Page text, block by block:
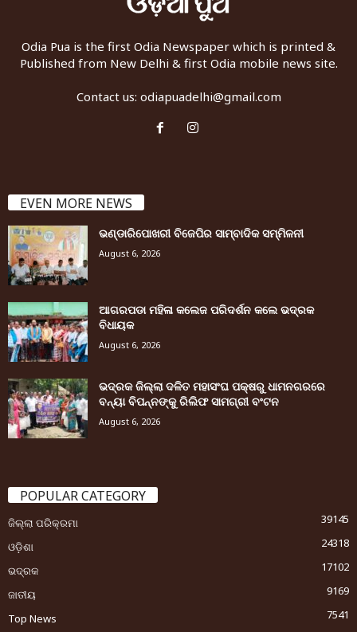
Odia Pua is the first Odia Newspaper which is printed &
Published from New Delhi & first Odia mobile news site.
Contact us: odiapuadelhi@gmail.com
EVEN MORE NEWS
ଭଣ୍ଡାରିପୋଖରୀ ବିଜେପିର ସାମ୍ବାଦିକ ସମ୍ମିଳନୀ
August 6, 2026
ଆଗରପଡା ମହିଳା କଲେଜ ପରିଦର୍ଶନ କଲେ ଭଦ୍ରକ
ବିଧାୟକ
August 6, 2026
ଭଦ୍ରକ ଜିଲ୍ଲା ଦଳିତ ମହାସଂଘ ପକ୍ଷରୁ ଧାମନଗରରେ
ବନ୍ୟା ବିପନ୍ନଙ୍କୁ ରିଲିଫ ସାମଗ୍ରୀ ବଂଟନ
August 6, 2026
POPULAR CATEGORY
ଜିଲ୍ଲା ପରିକ୍ରମା
39145
ଓଡ଼ିଶା
24318
ଭଦ୍ରକ
17102
ଜାତୀୟ
9169
Top News
7541